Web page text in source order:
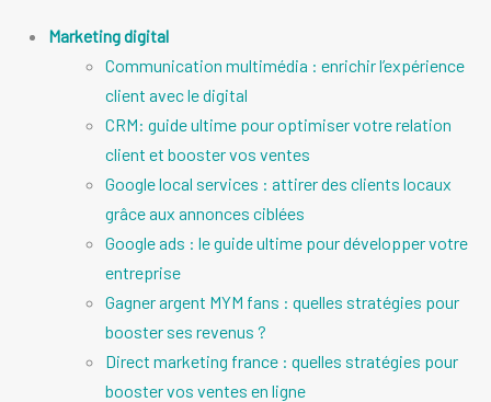
Marketing digital
Communication multimédia : enrichir l’expérience
client avec le digital
CRM: guide ultime pour optimiser votre relation
client et booster vos ventes
Google local services : attirer des clients locaux
grâce aux annonces ciblées
Google ads : le guide ultime pour développer votre
entreprise
Gagner argent MYM fans : quelles stratégies pour
booster ses revenus ?
Direct marketing france : quelles stratégies pour
booster vos ventes en ligne